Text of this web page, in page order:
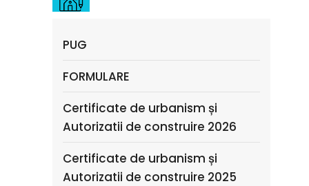
PUG
FORMULARE
Certificate de urbanism și
Autorizatii de construire 2026
Certificate de urbanism și
Autorizatii de construire 2025